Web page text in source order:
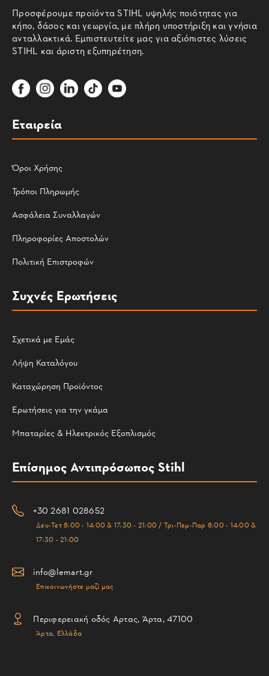
Προσφέρουμε προϊόντα STIHL υψηλής ποιότητας για
κήπο, δάσος και γεωργία, με πλήρη υποστήριξη και γνήσια
ανταλλακτικά. Εμπιστευτείτε μας για αξιόπιστες λύσεις
STIHL και άριστη εξυπηρέτηση.
Εταιρεία
Όροι Χρήσης
Τρόποι Πληρωμής
Ασφάλεια Συναλλαγών
Πληροφορίες Αποστολών
Πολιτική Επιστροφών
Συχνές Ερωτήσεις
Σχετικά με Εμάς
Λήψη Καταλόγου
Καταχώρηση Προϊόντος
Ερωτήσεις για την γκάμα
Μπαταρίες & Ηλεκτρικός Εξοπλισμός
Επίσημος Αντιπρόσωπος Stihl
+30 2681 028652
Δευ-Τετ 8:00 - 14:00 & 17:30 - 21:00 / Τρι-Πεμ-Παρ 8:00 - 14:00 &
17:30 - 21:00
info@lemart.gr
Επικοινωνήστε μαζί μας
Περιφερειακή οδός Αρτας, Άρτα, 47100
Άρτα, Ελλάδα